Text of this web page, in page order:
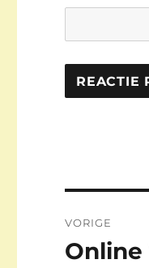
VORIGE
Vorig
Online